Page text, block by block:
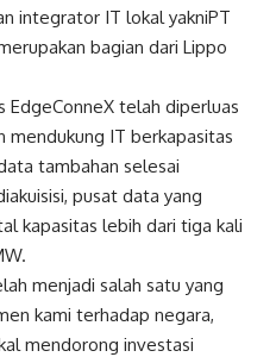
integrator IT lokal yakniPT
bagian dari Lippo
EdgeConneX telah diperluas
mendukung IT berkapasitas
tambahan selesai
pusat data yang
kapasitas lebih dari tiga kali
menjadi salah satu yang
kami terhadap negara,
mendorong investasi